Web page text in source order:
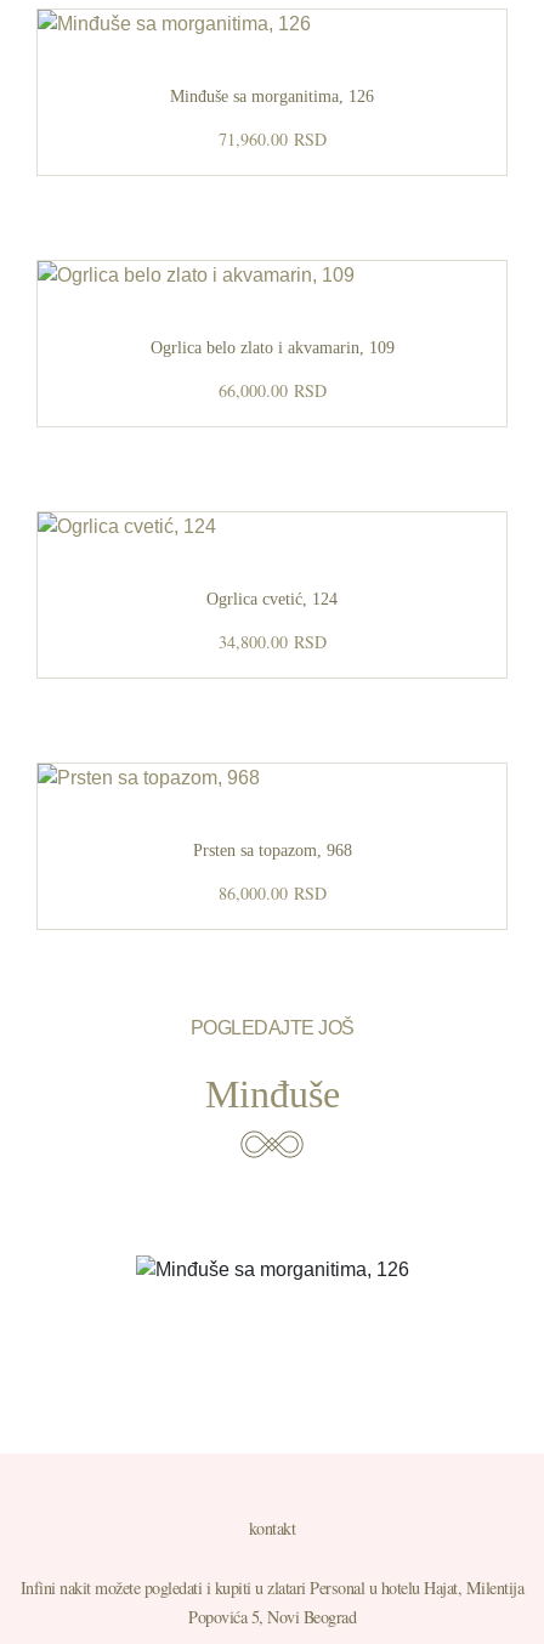
Minđuše sa morganitima, 126
71,960.00 RSD
Ogrlica belo zlato i akvamarin, 109
66,000.00 RSD
Ogrlica cvetić, 124
34,800.00 RSD
Prsten sa topazom, 968
86,000.00 RSD
POGLEDAJTE JOŠ
Minđuše
kontakt
Infini nakit možete pogledati i kupiti u zlatari Personal u hotelu Hajat, Milentija
Popovića 5, Novi Beograd